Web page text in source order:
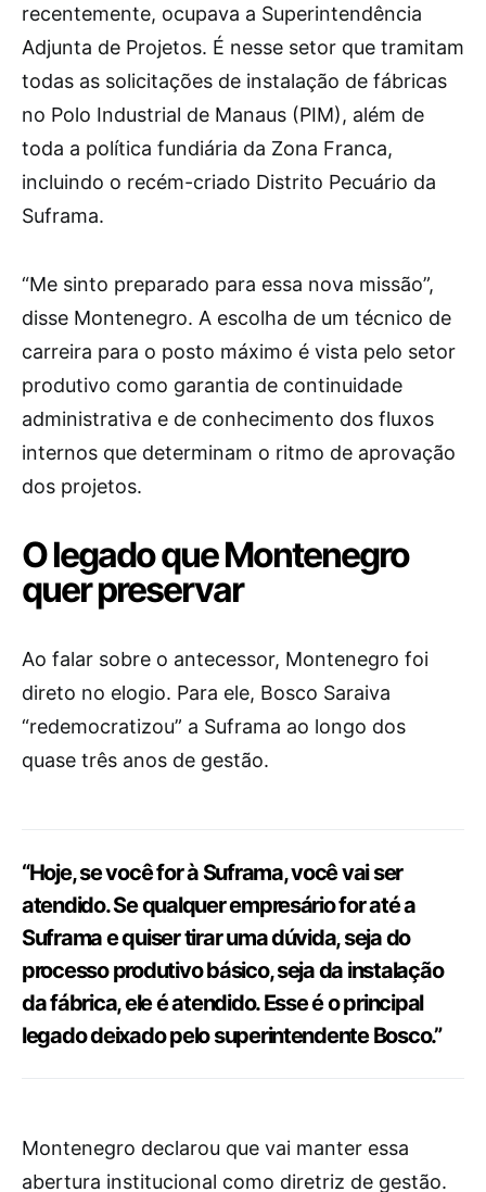
recentemente, ocupava a Superintendência
Adjunta de Projetos. É nesse setor que tramitam
todas as solicitações de instalação de fábricas
no Polo Industrial de Manaus (PIM), além de
toda a política fundiária da Zona Franca,
incluindo o recém-criado Distrito Pecuário da
Suframa.
“Me sinto preparado para essa nova missão”,
disse Montenegro. A escolha de um técnico de
carreira para o posto máximo é vista pelo setor
produtivo como garantia de continuidade
administrativa e de conhecimento dos fluxos
internos que determinam o ritmo de aprovação
dos projetos.
O legado que Montenegro
quer preservar
Ao falar sobre o antecessor, Montenegro foi
direto no elogio. Para ele, Bosco Saraiva
“redemocratizou” a Suframa ao longo dos
quase três anos de gestão.
“Hoje, se você for à Suframa, você vai ser
atendido. Se qualquer empresário for até a
Suframa e quiser tirar uma dúvida, seja do
processo produtivo básico, seja da instalação
da fábrica, ele é atendido. Esse é o principal
legado deixado pelo superintendente Bosco.”
Montenegro declarou que vai manter essa
abertura institucional como diretriz de gestão.